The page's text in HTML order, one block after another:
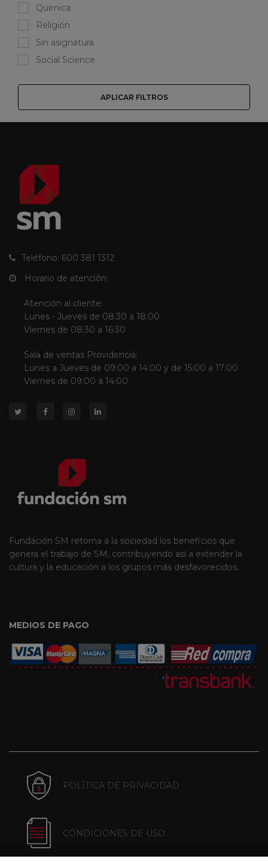
Química
Religión
Sin asignatura
Social Science
APLICAR FILTROS
Teléfono: 600 381 1312
Horario de atención:
Atención al cliente:
Lunes - Jueves de 08:30 a 18:00
Viernes de 08:30 a 16:30
Sala de ventas Providencia:
Lunes a Jueves de 09:00 a 14:00 y de 15:00 a 17:00
Viernes de 09:00 a 14:00
Fundación SM retorna a la sociedad los beneficios que
genera el trabajo de SM, contribuyendo así a extender la
cultura y la educación a los grupos más desfavorecidos.
MEDIOS DE PAGO
POLÍTICA DE PRIVACIDAD
CONDICIONES DE USO